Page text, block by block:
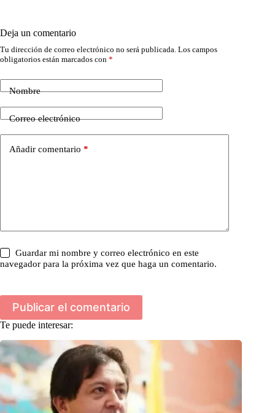
Deja un comentario
Tu dirección de correo electrónico no será publicada. Los campos
obligatorios están marcados con *
Nombre
Correo electrónico
Añadir comentario *
Guardar mi nombre y correo electrónico en este
navegador para la próxima vez que haga un comentario.
Publicar el comentario
Te puede interesar: